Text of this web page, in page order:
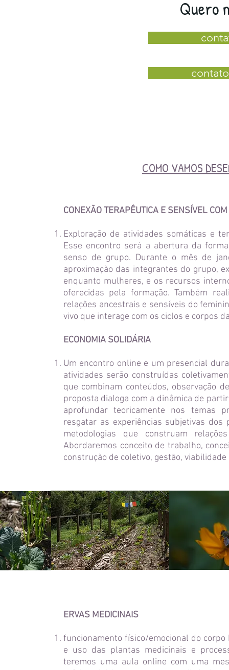
Quero
COMO VAMOS
CONEXÃO TERAPÊUTICA E SENSÍVEL
Exploração de atividades somáticas e
Esse encontro será a abertura da
senso de grupo. Durante o mês de
aproximação das integrantes do grupo,
enquanto mulheres, e os recursos
oferecidas pela formação. Também
relações ancestrais e sensíveis do
vivo que interage com os ciclos e corpos
ECONOMIA SOLIDÁRIA
Um encontro online e um presencial
atividades serão construídas
que combinam conteúdos, observação
proposta dialoga com a dinâmica de
aprofundar teoricamente nos temas
resgatar as experiências subjetivas
metodologias que construam
Abordaremos conceito de trabalho,
construção de coletivo, gestão,
ERVAS MEDICINAIS
funcionamento físico/emocional do
e uso das plantas medicinais e
teremos uma aula online com uma